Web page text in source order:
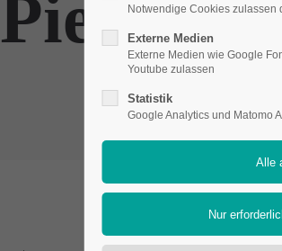
Piechart
Notwendige Cookies zulassen
Externe Medien
Externe Medien wie Google
Youtube zulassen
Statistik
Google Analytics und Matomo